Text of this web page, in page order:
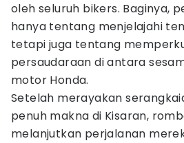
oleh seluruh bikers. Baginya,
hanya tentang menjelajahi
tetapi juga tentang
persaudaraan di antara
motor Honda.
Setelah merayakan
penuh makna di Kisaran,
melanjutkan perjalanan